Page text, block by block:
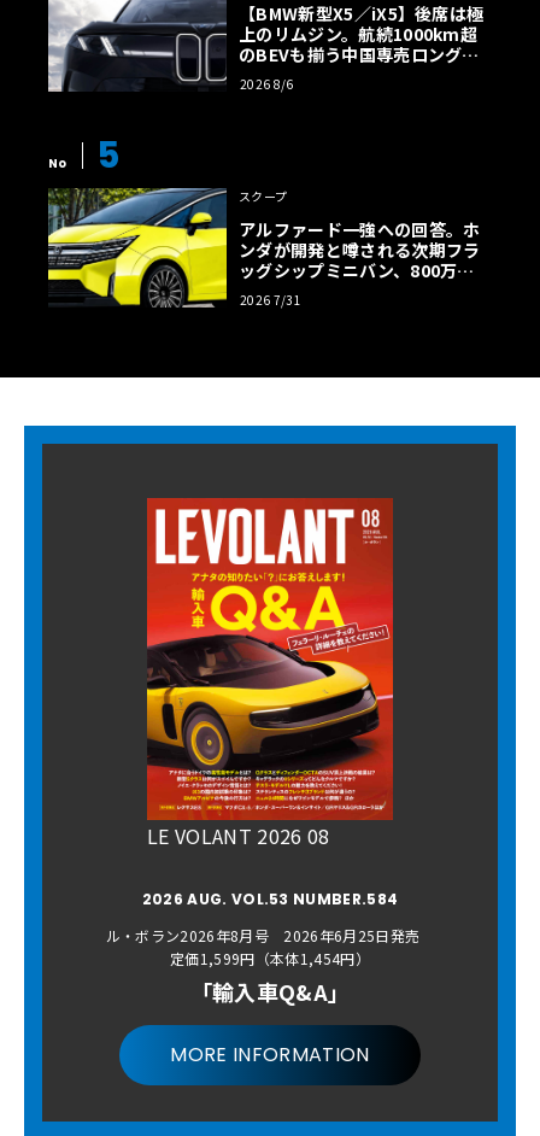
【BMW新型X5／iX5】後席は極
上のリムジン。航続1000km超
のBEVも揃う中国専売ロング仕
様の全貌
2026 8/6
No 5
スクープ
アルファード一強への回答。ホ
ンダが開発と噂される次期フラ
ッグシップミニバン、800万円
超の勝算【予想CG】
2026 7/31
LE VOLANT 2026 08
2026 AUG. VOL.53 NUMBER.584
ル・ボラン2026年8月号 2026年6月25日発売
定価1,599円（本体1,454円）
「輸入車Q&A」
MORE INFORMATION